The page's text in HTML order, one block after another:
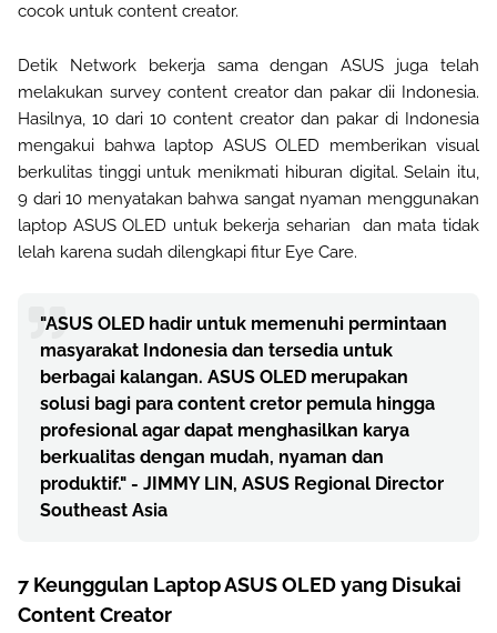
cocok untuk content creator.
Detik Network bekerja sama dengan ASUS juga telah
melakukan survey content creator dan pakar dii Indonesia.
Hasilnya, 10 dari 10 content creator dan pakar di Indonesia
mengakui bahwa laptop ASUS OLED memberikan visual
berkulitas tinggi untuk menikmati hiburan digital. Selain itu,
9 dari 10 menyatakan bahwa sangat nyaman menggunakan
laptop ASUS OLED untuk bekerja seharian dan mata tidak
lelah karena sudah dilengkapi fitur Eye Care.
"ASUS OLED hadir untuk memenuhi permintaan
masyarakat Indonesia dan tersedia untuk
berbagai kalangan. ASUS OLED merupakan
solusi bagi para content cretor pemula hingga
profesional agar dapat menghasilkan karya
berkualitas dengan mudah, nyaman dan
produktif." - JIMMY LIN, ASUS Regional Director
Southeast Asia
7 Keunggulan Laptop ASUS OLED yang Disukai
Content Creator